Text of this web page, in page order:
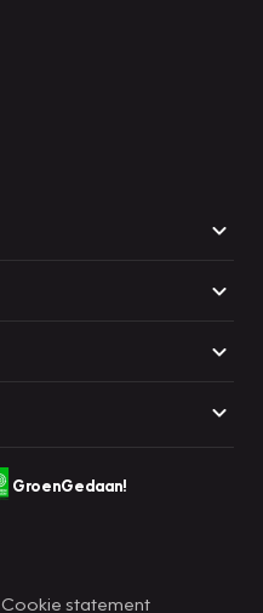
GroenGedaan!
Cookie statement